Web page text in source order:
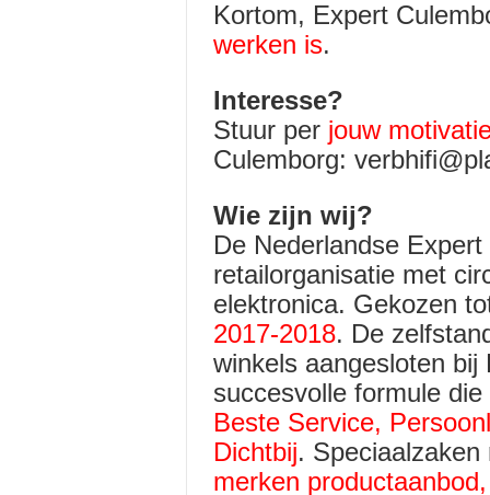
Kortom, Expert
werken is.
Interesse?
Stuur per jouw
Culemborg:
Wie zijn wij?
De Nederlandse
retailorganisatie met
elektronica. Gekozen
2017-2018. De
winkels aangesloten
succesvolle formule
Beste Service,
Dichtbij.
merken